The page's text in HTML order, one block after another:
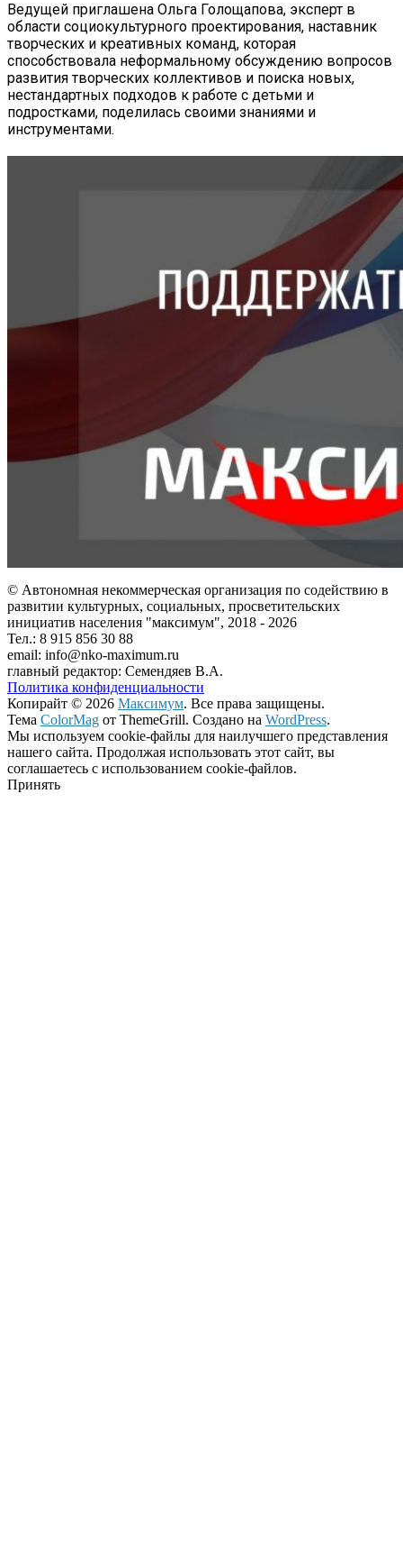
Ведущей приглашена Ольга Голощапова, эксперт в
области социокультурного проектирования, наставник
творческих и креативных команд, которая
способствовала неформальному обсуждению вопросов
развития творческих коллективов и поиска новых,
нестандартных подходов к работе с детьми и
подростками, поделилась своими знаниями и
инструментами.
© Автономная некоммерческая организация по содействию в
развитии культурных, социальных, просветительских
инициатив населения "максимум", 2018 - 2026
Тел.: 8 915 856 30 88
email: info@nko-maximum.ru
главный редактор: Семендяев В.А.
Политика конфиденциальности
Копирайт © 2026 Максимум. Все права защищены.
Тема ColorMag от ThemeGrill. Создано на WordPress.
Мы используем cookie-файлы для наилучшего представления
нашего сайта. Продолжая использовать этот сайт, вы
соглашаетесь с использованием cookie-файлов.
Принять